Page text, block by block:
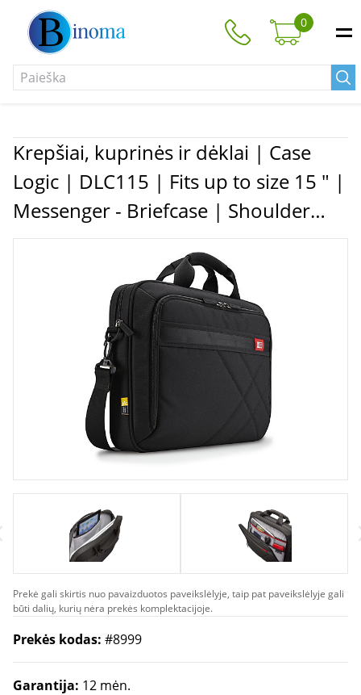
0
Krepšiai, kuprinės ir dėklai | Case
Logic | DLC115 | Fits up to size 15 " |
Messenger - Briefcase | Shoulder
strap | Black
Prekė gali skirtis nuo pavaizduotos paveikslėlyje, taip pat paveikslėlyje gali
būti dalių, kurių nėra prekės komplektacijoje.
Prekės kodas: #8999
Garantija: 12 mėn.